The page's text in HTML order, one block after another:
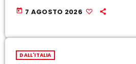
today 7 AGOSTO 2026
DALL'ITALIA